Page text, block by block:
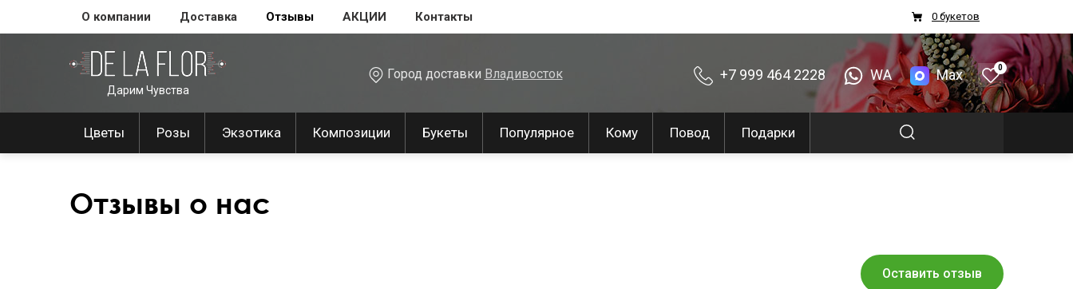
О компании Доставка Отзывы АКЦИИ Контакты 0 букетов
Дарим Чувства
Город доставки Владивосток +7 999 464 2228 WA Max 0
Цветы Розы Экзотика Композиции Букеты Популярное Кому Повод Подарки
Отзывы о нас
Оставить отзыв